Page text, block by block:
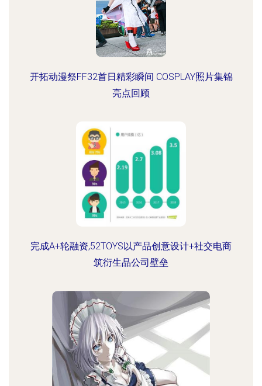
开拓动漫祭FF32首日精彩瞬间 COSPLAY照片集锦
亮点回顾
完成A+轮融资,52TOYS以产品创意设计+社交电商
筑衍生品公司壁垒